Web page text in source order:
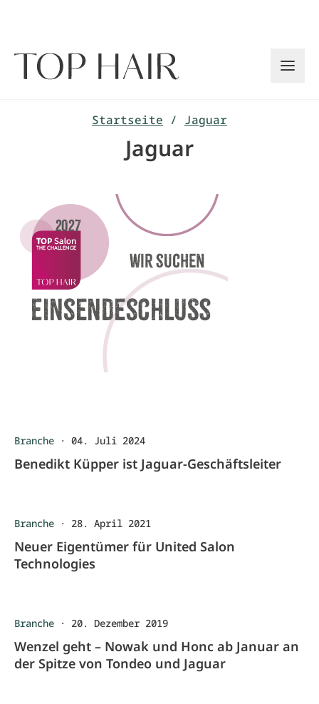
Startseite / Jaguar
Jaguar
Branche · 04. Juli 2024
Benedikt Küpper ist Jaguar-Geschäftsleiter
Branche · 28. April 2021
Neuer Eigentümer für United Salon
Technologies
Branche · 20. Dezember 2019
Wenzel geht – Nowak und Honc ab Januar an
der Spitze von Tondeo und Jaguar